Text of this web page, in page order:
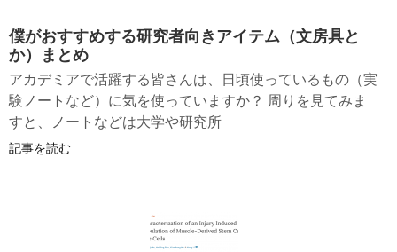
僕がおすすめする研究者向きアイテム（文房具と
か）まとめ
アカデミアで活躍する皆さんは、日頃使っているもの（実
験ノートなど）に気を使っていますか？ 周りを見てみま
すと、ノートなどは大学や研究所
記事を読む